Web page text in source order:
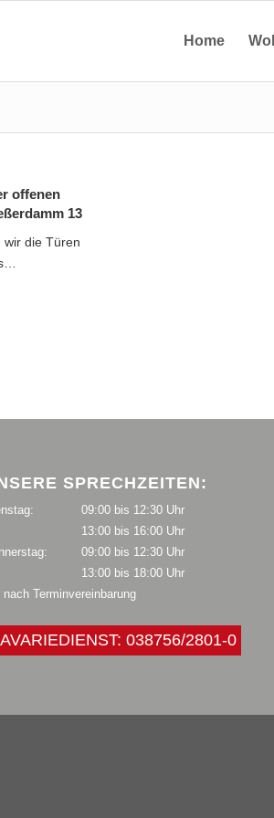
Home
offenen
13
wir die Türen
SPRECHZEITEN:
09:00 bis 12:30 Uhr
13:00 bis 16:00 Uhr
09:00 bis 12:30 Uhr
13:00 bis 18:00 Uhr
nach Terminvereinbarung
038756/2801-0